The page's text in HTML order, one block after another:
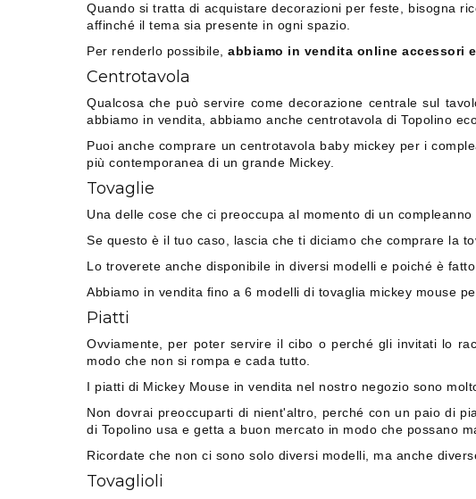
Quando si tratta di acquistare decorazioni per feste, bisogna
affinché il tema sia presente in ogni spazio.
Per renderlo possibile, abbiamo in vendita online accessori
Centrotavola
Qualcosa che può servire come decorazione centrale sul
abbiamo in vendita, abbiamo anche centrotavola di Topolino
Puoi anche comprare un centrotavola baby mickey per i
più contemporanea di un grande Mickey.
Tovaglie
Una delle cose che ci preoccupa al momento di un
Se questo è il tuo caso, lascia che ti diciamo che comprare la
Lo troverete anche disponibile in diversi modelli e poiché è
Abbiamo in vendita fino a 6 modelli di tovaglia mickey mouse
Piatti
Ovviamente, per poter servire il cibo o perché gli invitati lo
modo che non si rompa e cada tutto.
I piatti di Mickey Mouse in vendita nel nostro negozio sono
Non dovrai preoccuparti di nient'altro, perché con un paio di
di Topolino usa e getta a buon mercato in modo che possano
Ricordate che non ci sono solo diversi modelli, ma anche
Tovaglioli